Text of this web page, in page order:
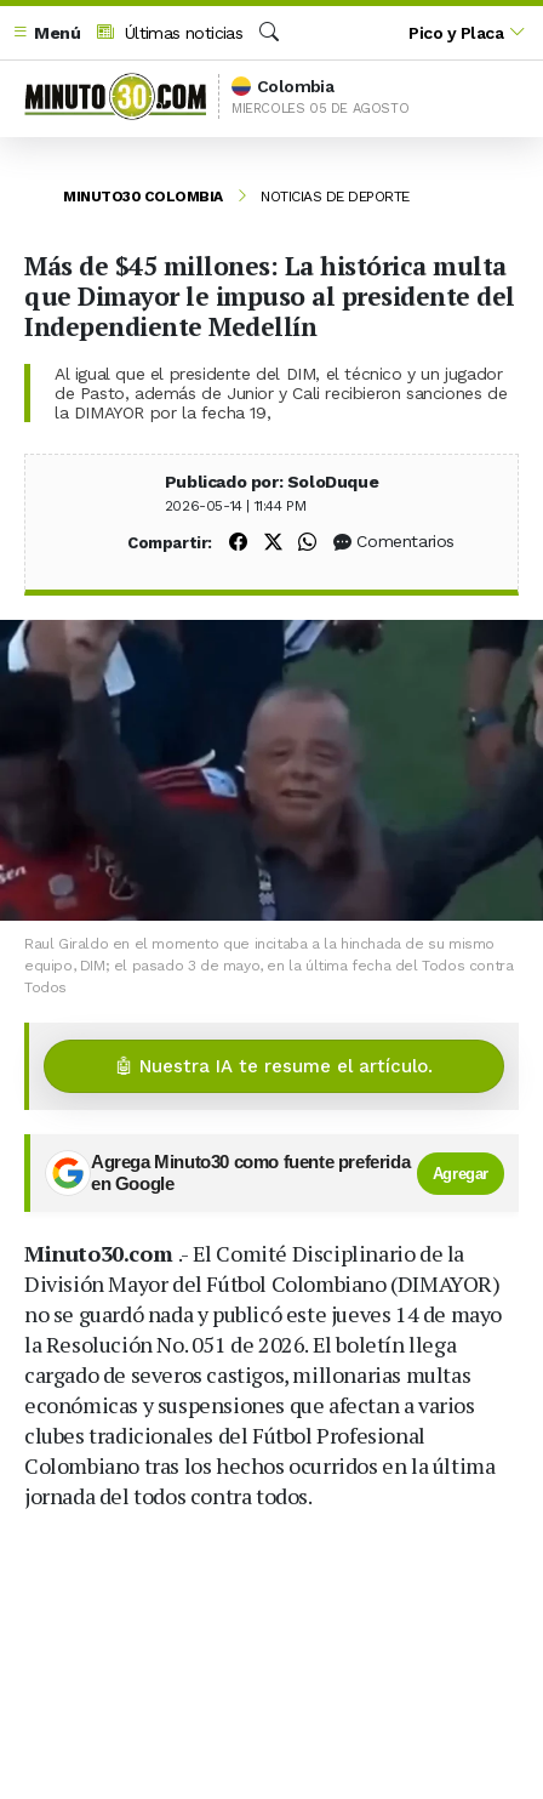
Menú
Últimas noticias
Buscar
Pico y Placa
Colombia
MIERCOLES 05 DE AGOSTO
MINUTO30 COLOMBIA NOTICIAS DE DEPORTE
Más de $45 millones: La histórica multa
que Dimayor le impuso al presidente del
Independiente Medellín
Al igual que el presidente del DIM, el técnico y un jugador
de Pasto, además de Junior y Cali recibieron sanciones de
la DIMAYOR por la fecha 19,
Publicado por: SoloDuque
2026-05-14 | 11:44 PM
Compartir: Compartir en Facebook
Compartir en X (Twitter)
Compartir en WhatsApp
Comentarios
Raul Giraldo en el momento que incitaba a la hinchada de su mismo
equipo, DIM; el pasado 3 de mayo, en la última fecha del Todos contra
Todos
🤖 Nuestra IA te resume el artículo.
Agrega Minuto30 como fuente preferida
en Google
Agregar
Minuto30.com .- El Comité Disciplinario de la
División Mayor del Fútbol Colombiano (DIMAYOR)
no se guardó nada y publicó este jueves 14 de mayo
la Resolución No. 051 de 2026. El boletín llega
cargado de severos castigos, millonarias multas
económicas y suspensiones que afectan a varios
clubes tradicionales del Fútbol Profesional
Colombiano tras los hechos ocurridos en la última
jornada del todos contra todos.